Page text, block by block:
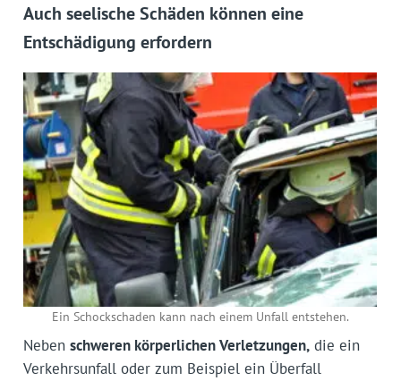
Auch seelische Schäden können eine
Entschädigung erfordern
Ein Schockschaden kann nach einem Unfall entstehen.
Neben schweren körperlichen Verletzungen,die ein
Verkehrsunfall oder zum Beispiel ein Überfall